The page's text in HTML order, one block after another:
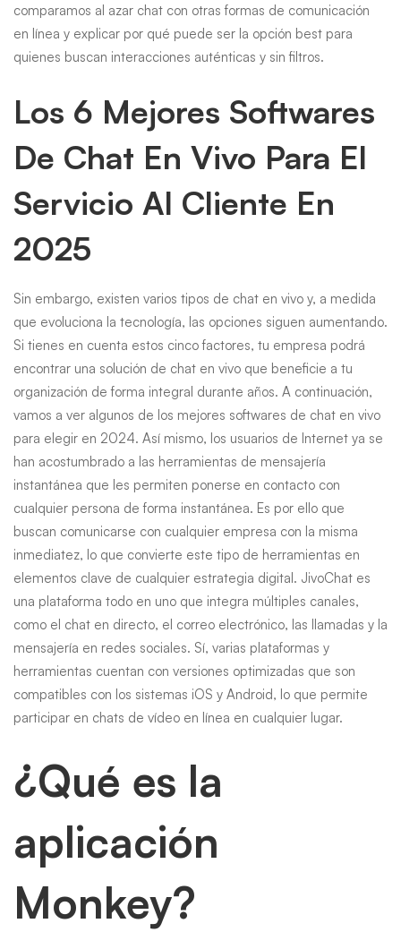
comparamos al azar chat con otras formas de comunicación
en línea y explicar por qué puede ser la opción best para
quienes buscan interacciones auténticas y sin filtros.
Los 6 Mejores Softwares
De Chat En Vivo Para El
Servicio Al Cliente En
2025
Sin embargo, existen varios tipos de chat en vivo y, a medida
que evoluciona la tecnología, las opciones siguen aumentando.
Si tienes en cuenta estos cinco factores, tu empresa podrá
encontrar una solución de chat en vivo que beneficie a tu
organización de forma integral durante años. A continuación,
vamos a ver algunos de los mejores softwares de chat en vivo
para elegir en 2024. Así mismo, los usuarios de Internet ya se
han acostumbrado a las herramientas de mensajería
instantánea que les permiten ponerse en contacto con
cualquier persona de forma instantánea. Es por ello que
buscan comunicarse con cualquier empresa con la misma
inmediatez, lo que convierte este tipo de herramientas en
elementos clave de cualquier estrategia digital. JivoChat es
una plataforma todo en uno que integra múltiples canales,
como el chat en directo, el correo electrónico, las llamadas y la
mensajería en redes sociales. Sí, varias plataformas y
herramientas cuentan con versiones optimizadas que son
compatibles con los sistemas iOS y Android, lo que permite
participar en chats de vídeo en línea en cualquier lugar.
¿Qué es la
aplicación
Monkey?